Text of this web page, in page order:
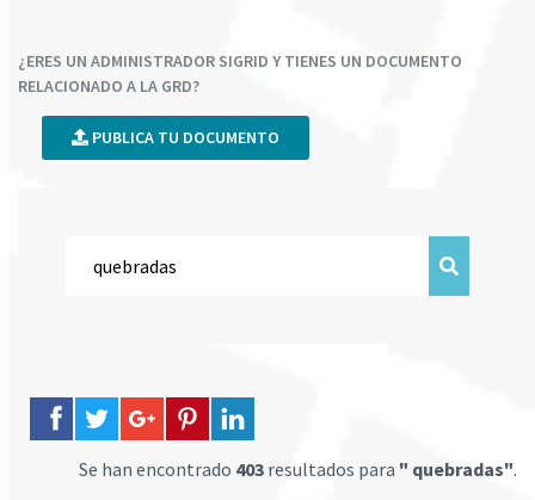
¿ERES UN ADMINISTRADOR SIGRID Y TIENES UN DOCUMENTO
RELACIONADO A LA GRD?
PUBLICA TU DOCUMENTO
Se han encontrado 403 resultados para " quebradas".